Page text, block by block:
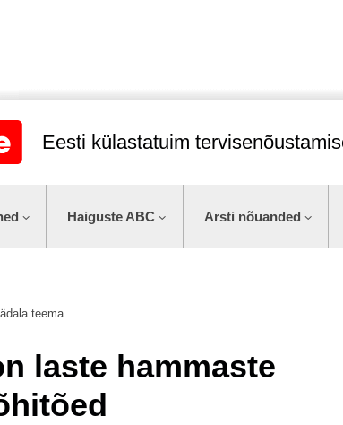
Eesti külastatuim
Haiguste ABC Arsti nõuanded
teema
laste hammaste